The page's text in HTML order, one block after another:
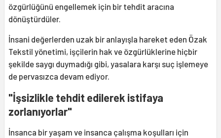
özgürlüğünü engellemek için bir tehdit aracına
dönüştürdüler.
İnsani değerlerden uzak bir anlayışla hareket eden Özak
Tekstil yönetimi, işçilerin hak ve özgürlüklerine hiçbir
şekilde saygı duymadığı gibi, yasalara karşı suç işlemeye
de pervasızca devam ediyor.
"İşsizlikle tehdit edilerek istifaya
zorlanıyorlar"
İnsanca bir yaşam ve insanca çalışma koşulları için